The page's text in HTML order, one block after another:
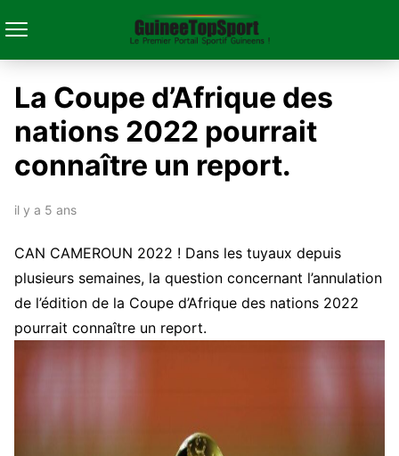
La Coupe d’Afrique des
nations 2022 pourrait
connaître un report.
il y a 5 ans
CAN CAMEROUN 2022 ! Dans les tuyaux depuis
plusieurs semaines, la question concernant l’annulation
de l’édition de la Coupe d’Afrique des nations 2022
pourrait connaître un report.